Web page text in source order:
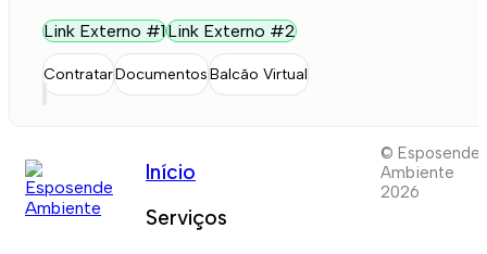
Link Externo #1Link Externo #2
ContratarDocumentosBalcão Virtual
Início
Serviços
© Esposende
Ambiente
2026